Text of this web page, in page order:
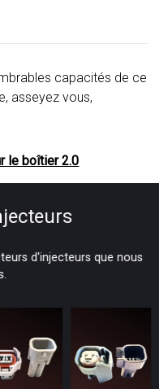
capacités de ce
asseyez vous,
le boîtier 2.0
d'injecteurs que nous